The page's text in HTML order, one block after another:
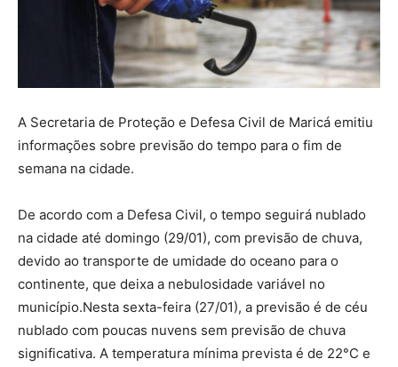
A Secretaria de Proteção e Defesa Civil de Maricá emitiu
informações sobre previsão do tempo para o fim de
semana na cidade.
De acordo com a Defesa Civil, o tempo seguirá nublado
na cidade até domingo (29/01), com previsão de chuva,
devido ao transporte de umidade do oceano para o
continente, que deixa a nebulosidade variável no
município.Nesta sexta-feira (27/01), a previsão é de céu
nublado com poucas nuvens sem previsão de chuva
significativa. A temperatura mínima prevista é de 22°C e